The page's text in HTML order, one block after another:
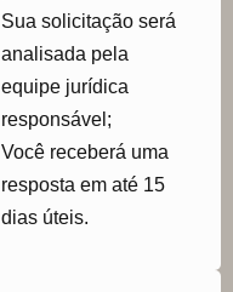
Sua solicitação será
analisada pela
equipe jurídica
responsável;
Você receberá uma
resposta em até 15
dias úteis.